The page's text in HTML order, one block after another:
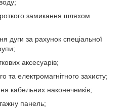
замикання шляхом
дуги за рахунок спеціальної
аксесуарів;
та електромагнітного захисту;
кабельних наконечників;
панель;